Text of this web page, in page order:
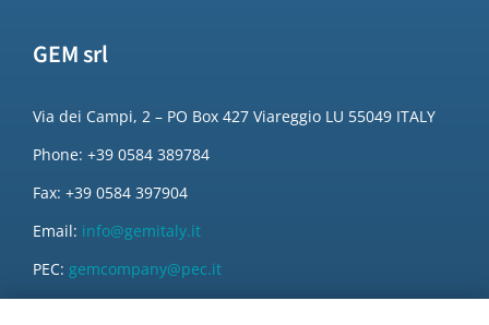
GEM srl
Via dei Campi, 2 – PO Box 427 Viareggio LU 55049 ITALY
Phone: +39 0584 389784
Fax: +39 0584 397904
Email: info@gemitaly.it
PEC: gemcompany@pec.it